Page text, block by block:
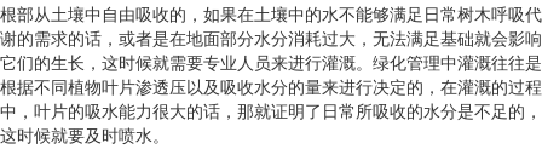
根部从土壤中自由吸收的，如果在土壤中的水不能够满足日常树木呼吸代
谢的需求的话，或者是在地面部分水分消耗过大，无法满足基础就会影响
它们的生长，这时候就需要专业人员来进行灌溉。绿化管理中灌溉往往是
根据不同植物叶片渗透压以及吸收水分的量来进行决定的，在灌溉的过程
中，叶片的吸水能力很大的话，那就证明了日常所吸收的水分是不足的，
这时候就要及时喷水。